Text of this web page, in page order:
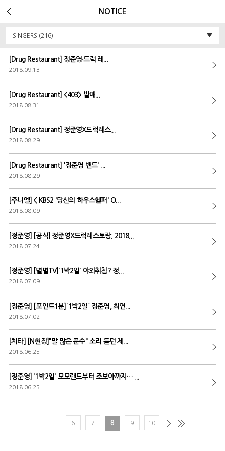
NOTICE
SINGERS (216)
[Drug Restaurant] 정준영·드럭 레...
2018.09.13
[Drug Restaurant] <403> 발매...
2018.08.31
[Drug Restaurant] 정준영X드럭레스...
2018.08.29
[Drug Restaurant] '정준영 밴드' ...
2018.08.29
[주니엘] < KBS2 '당신의 하우스헬퍼' O...
2018.08.09
[정준영] [공식] 정준영X드럭레스토랑, 2018...
2018.07.24
[정준영] [별별TV]'1박2일' 야외취침? 정...
2018.07.09
[정준영] [포인트1분]˙1박2일˙ 정준영, 최연...
2018.07.02
[치타] [N현장]"말 많은 푼수" 소리 듣던 제...
2018.06.25
[정준영] '1박2일' 모모랜드부터 조보아까지… ...
2018.06.25
6 7 8 9 10